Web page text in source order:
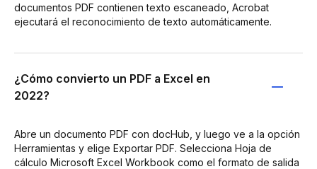
documentos PDF contienen texto escaneado, Acrobat
ejecutará el reconocimiento de texto automáticamente.
¿Cómo convierto un PDF a Excel en
2022?
Abre un documento PDF con docHub, y luego ve a la opción
Herramientas y elige Exportar PDF. Selecciona Hoja de
cálculo Microsoft Excel Workbook como el formato de salida